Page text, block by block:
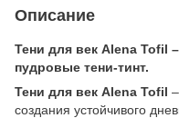
Описание
Тени для век Alena Tofil
пудровые тени-тинт.
Тени для век Alena Tofil –
создания устойчивого